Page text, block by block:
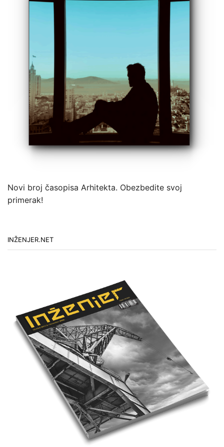
Novi broj časopisa Arhitekta. Obezbedite svoj
primerak!
INŽENJER.NET